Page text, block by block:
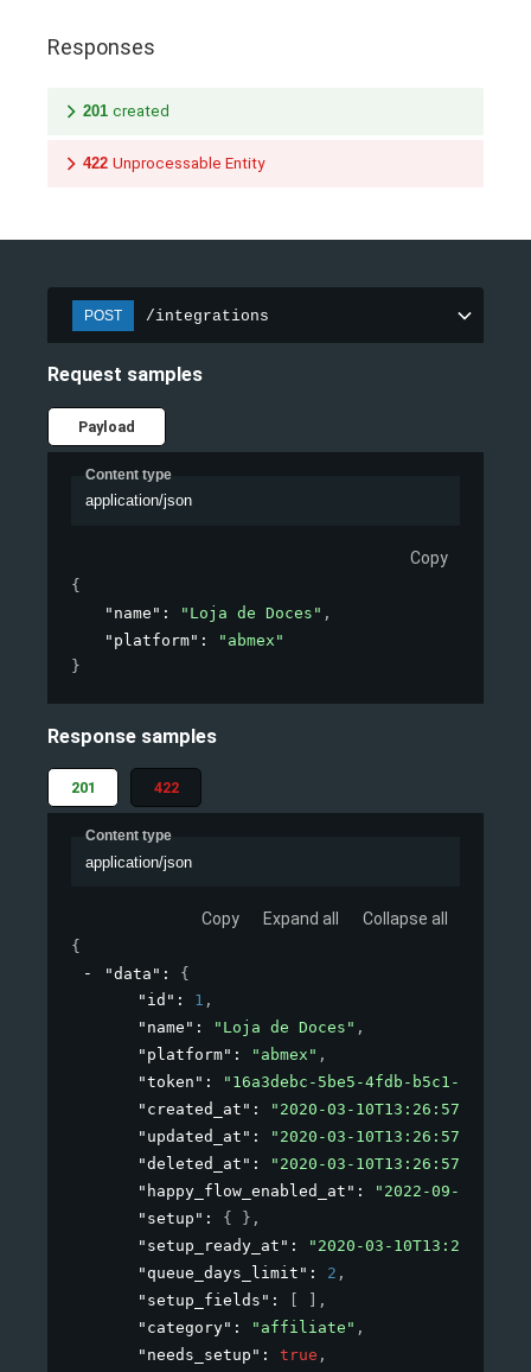
Responses
201 created
422 Unprocessable Entity
POST /integrations
Request samples
Payload
Content type
application/json
Copy
{
"name" : "Loja de Doces" ,
"platform" :
"abmex"
}
Response samples
201 422
Content type
application/json
Copy Expand all Collapse all
{
"data" : {
"id" : 1 ,
"name" : "Loja de Doces" ,
"platform" : "abmex" ,
"token" :
"16a3debc-5be5-4fdb-b5c1-
"created_at" : "2020-03-10T13:26:57+00:00"
"updated_at" : "2020-03-10T13:26:57+00:00"
"deleted_at" : "2020-03-10T13:26:57+00:00"
"happy_flow_enabled_at" :
"2022-09-
"setup" : { } ,
"setup_ready_at" :
"2020-03-
"queue_days_limit" : 2 ,
"setup_fields" :
,
"category" : "affiliate" ,
"needs_setup" : true ,